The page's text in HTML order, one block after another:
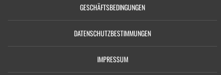
GESCHÄFTSBEDINGUNGEN
DATENSCHUTZBESTIMMUNGEN
IMPRESSUM